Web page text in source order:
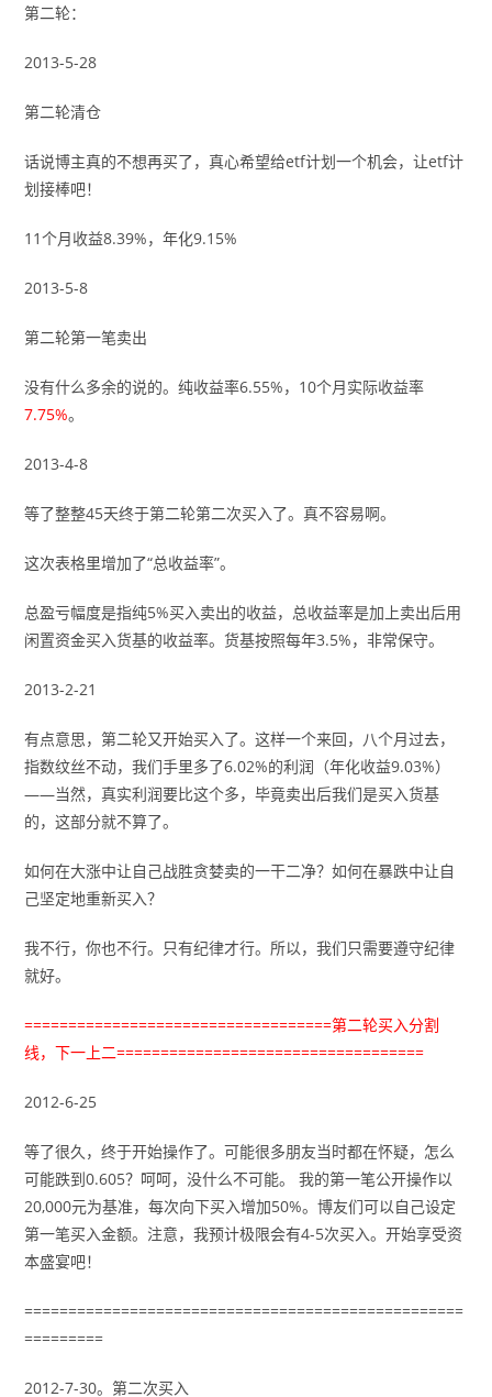
第二轮：
2013-5-28
第二轮清仓
话说博主真的不想再买了，真心希望给etf计划一个机会，让etf计
划接棒吧！
11个月收益8.39%，年化9.15%
2013-5-8
第二轮第一笔卖出
没有什么多余的说的。纯收益率6.55%，10个月实际收益率
7.75%。
2013-4-8
等了整整45天终于第二轮第二次买入了。真不容易啊。
这次表格里增加了“总收益率”。
总盈亏幅度是指纯5%买入卖出的收益，总收益率是加上卖出后用
闲置资金买入货基的收益率。货基按照每年3.5%，非常保守。
2013-2-21
有点意思，第二轮又开始买入了。这样一个来回，八个月过去，
指数纹丝不动，我们手里多了6.02%的利润（年化收益9.03%）
——当然，真实利润要比这个多，毕竟卖出后我们是买入货基
的，这部分就不算了。
如何在大涨中让自己战胜贪婪卖的一干二净？如何在暴跌中让自
己坚定地重新买入？
我不行，你也不行。只有纪律才行。所以，我们只需要遵守纪律
就好。
===================================第二轮买入分割
线，下一上二===================================
2012-6-25
等了很久，终于开始操作了。可能很多朋友当时都在怀疑，怎么
可能跌到0.605？呵呵，没什么不可能。 我的第一笔公开操作以
20,000元为基准，每次向下买入增加50%。博友们可以自己设定
第一笔买入金额。注意，我预计极限会有4-5次买入。开始享受资
本盛宴吧！
==================================================
=========
2012-7-30。第二次买入